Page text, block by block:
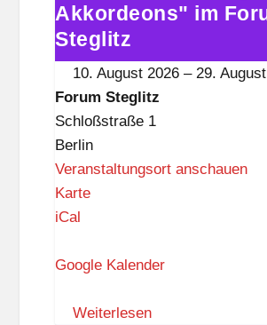
e
g
l
i
t
z
„600
Akkordeons"
im
Forum
Steglitz
Akkordeons" im
Steglitz
10. August 2026 – 29.
Forum Steglitz
Schloßstraße 1
Berlin
Veranstaltungsort anschauen
KarteF
u
S
iCal
Google Kalender
Weiterlesen